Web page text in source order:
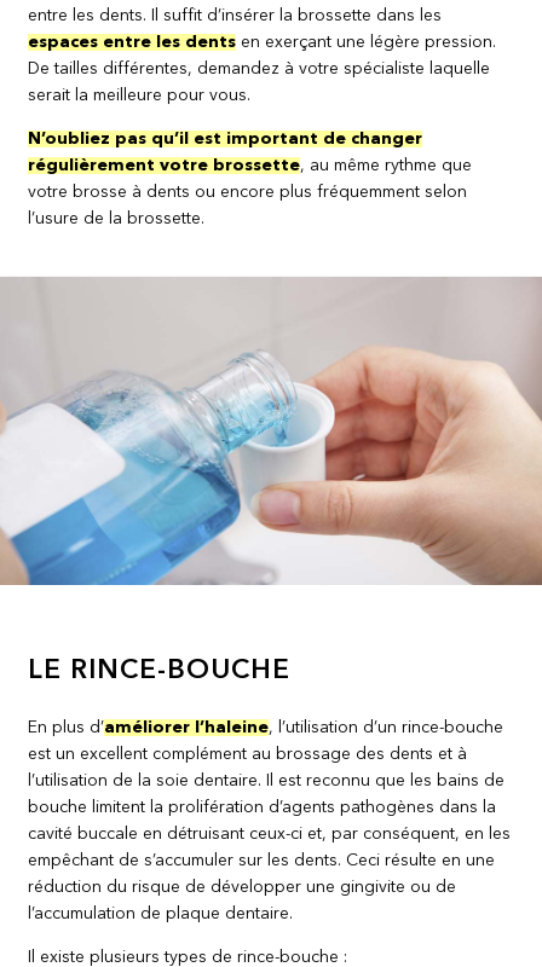
entre les dents. Il suffit d’insérer la brossette dans les
espaces entre les dents en exerçant une légère pression.
De tailles différentes, demandez à votre spécialiste laquelle
serait la meilleure pour vous.
N’oubliez pas qu’il est important de changer
régulièrement votre brossette, au même rythme que
votre brosse à dents ou encore plus fréquemment selon
l’usure de la brossette.
LE RINCE-BOUCHE
En plus d’améliorer l’haleine, l’utilisation d’un rince-bouche
est un excellent complément au brossage des dents et à
l’utilisation de la soie dentaire. Il est reconnu que les bains de
bouche limitent la prolifération d’agents pathogènes dans la
cavité buccale en détruisant ceux-ci et, par conséquent, en les
empêchant de s’accumuler sur les dents. Ceci résulte en une
réduction du risque de développer une gingivite ou de
l’accumulation de plaque dentaire.
Il existe plusieurs types de rince-bouche :